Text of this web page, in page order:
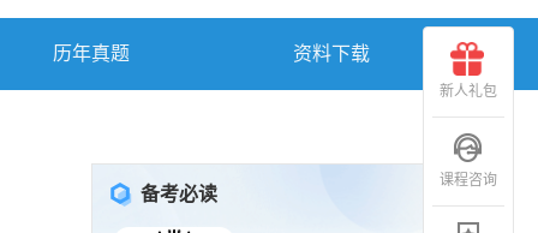
历年真题 资料下载
备考必读
新人礼包
课程咨询